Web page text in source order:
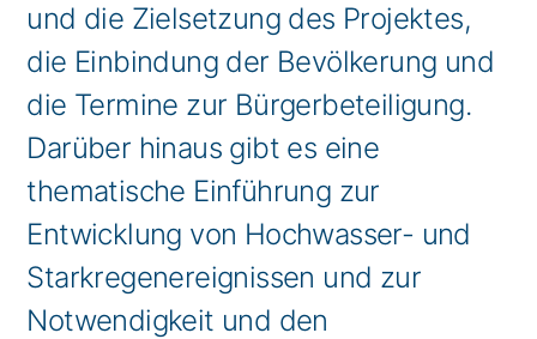
und die Zielsetzung des Projektes,
die Einbindung der Bevölkerung und
die Termine zur Bürgerbeteiligung.
Darüber hinaus gibt es eine
thematische Einführung zur
Entwicklung von Hochwasser- und
Starkregenereignissen und zur
Notwendigkeit und den